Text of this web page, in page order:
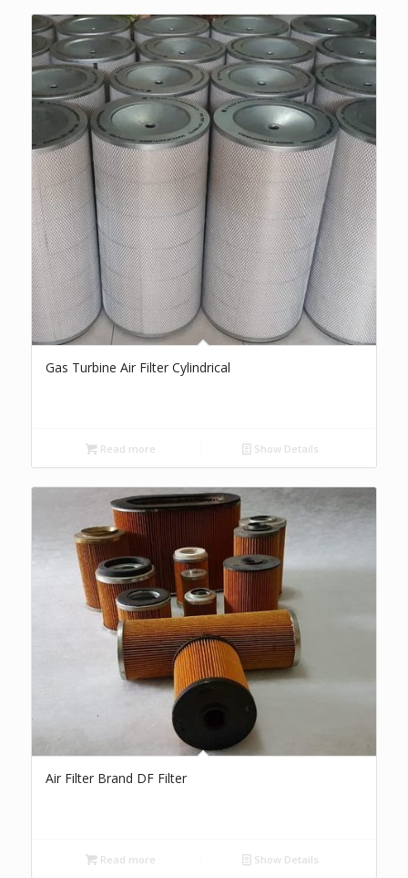
Gas Turbine Air Filter Cylindrical
Read more Show Details
Air Filter Brand DF Filter
Read more Show Details